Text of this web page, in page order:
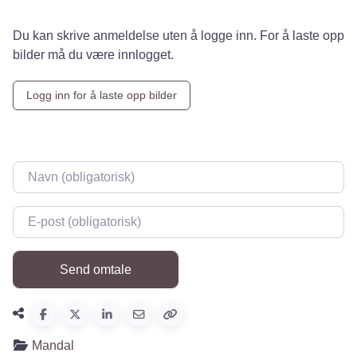
Du kan skrive anmeldelse uten å logge inn. For å laste opp
bilder må du være innlogget.
Logg inn for å laste opp bilder
Navn
E-post
Mandal